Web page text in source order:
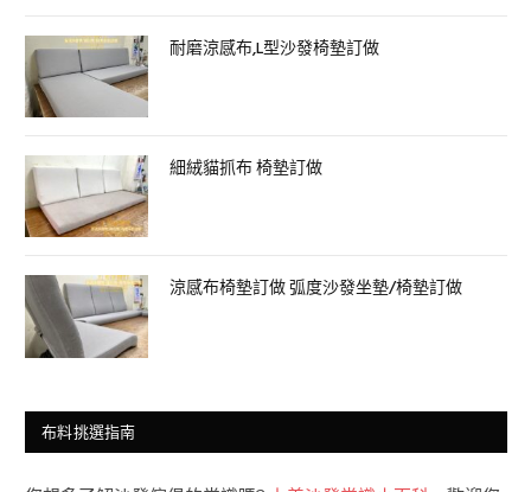
耐磨涼感布,L型沙發椅墊訂做
細絨貓抓布 椅墊訂做
涼感布椅墊訂做 弧度沙發坐墊/椅墊訂做
布料挑選指南